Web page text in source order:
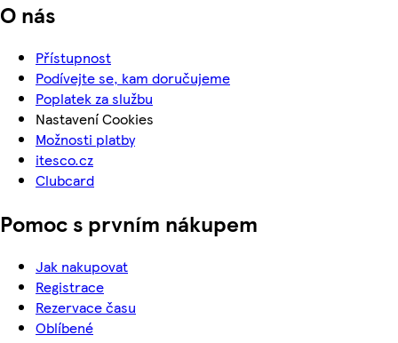
O nás
Přístupnost
Podívejte se, kam doručujeme
Poplatek za službu
Nastavení Cookies
Možnosti platby
itesco.cz
Clubcard
Pomoc s prvním nákupem
Jak nakupovat
Registrace
Rezervace času
Oblíbené